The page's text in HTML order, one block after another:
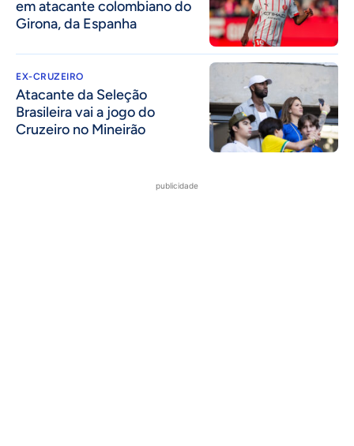
em atacante colombiano do
Girona, da Espanha
EX-CRUZEIRO
Atacante da Seleção
Brasileira vai a jogo do
Cruzeiro no Mineirão
publicidade